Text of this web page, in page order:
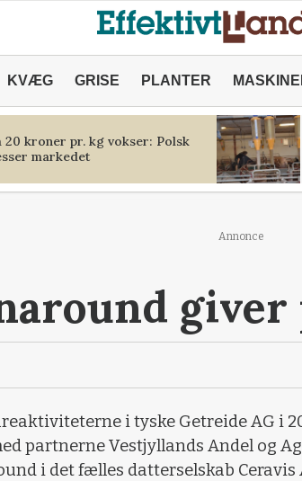
KVÆG GRISE PLANTER
20 kroner pr. kg vokser: Polsk
markedet
Annonce
giver
i tyske Getreide AG i
partnerne Vestjyllands Andel og
i det fælles datterselskab Ceravis